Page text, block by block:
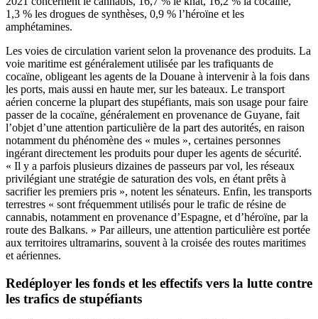
1,3 % les drogues de synthèses, 0,9 % l’héroïne et les
amphétamines.
Les voies de circulation varient selon la provenance des produits. La
voie maritime est généralement utilisée par les trafiquants de
cocaïne, obligeant les agents de la Douane à intervenir à la fois dans
les ports, mais aussi en haute mer, sur les bateaux. Le transport
aérien concerne la plupart des stupéfiants, mais son usage pour faire
passer de la cocaïne, généralement en provenance de Guyane, fait
l’objet d’une attention particulière de la part des autorités, en raison
notamment du phénomène des « mules », certaines personnes
ingérant directement les produits pour duper les agents de sécurité.
« Il y a parfois plusieurs dizaines de passeurs par vol, les réseaux
privilégiant une stratégie de saturation des vols, en étant prêts à
sacrifier les premiers pris », notent les sénateurs. Enfin, les transports
terrestres « sont fréquemment utilisés pour le trafic de résine de
cannabis, notamment en provenance d’Espagne, et d’héroïne, par la
route des Balkans. » Par ailleurs, une attention particulière est portée
aux territoires ultramarins, souvent à la croisée des routes maritimes
et aériennes.
Redéployer les fonds et les effectifs vers la lutte contre
les trafics de stupéfiants